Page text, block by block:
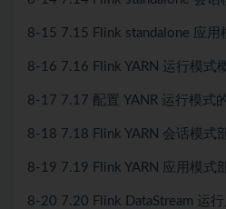
8-15 7.15 Flink standalone 应用
8-16 7.16 Flink YARN 运行模式
8-17 7.17 配置 YANR 运行模式
8-18 7.18 Flink YARN 会话模式
8-19 7.19 Flink YARN 应用模式
8-20 7.20 Flink DataStream 运行